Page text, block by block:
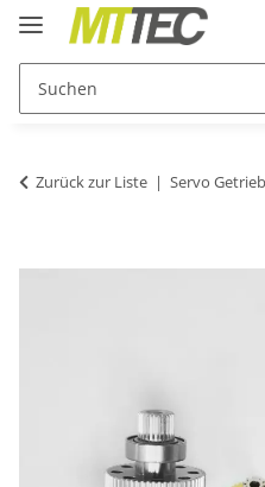
Zurück zur Liste Servo